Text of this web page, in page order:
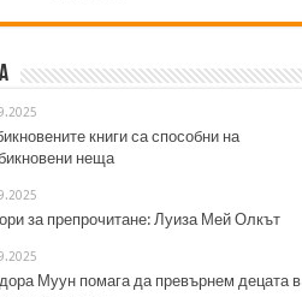
книги са способни на
неща
за препрочитане: Луиза Мей Олкът
Муун помага да превърнем децата в